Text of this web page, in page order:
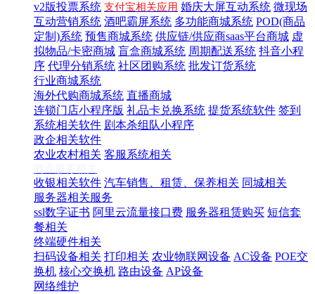
v2版投票系统 支付宝相关应用 婚庆大屏互动系统 微现场
互动营销系统 酒吧霸屏系统 多功能商城系统 POD(商品
定制)系统 预售商城系统 供应链/供应商saas平台商城 虚
拟物品/卡密商城 盲盒商城系统 周期配送系统 抖音小程
序 代理分销系统 社区团购系统 批发订货系统
行业商城系统
海外代购商城系统 直播商城
连锁门店小程序版 礼品卡兑换系统 提货系统软件 签到
系统相关软件 剧本杀组队小程序
政企相关软件
农业农村相关 客服系统相关
收银相关软件 汽车销售、租赁、保养相关 同城相关
服务器相关服务
ssl数字证书 阿里云流量接口费 服务器租赁购买 短信套
餐相关
终端硬件相关
扫码设备相关 打印相关 农业物联网设备 AC设备 POE交
换机 核心交换机 路由设备 AP设备
网络维护